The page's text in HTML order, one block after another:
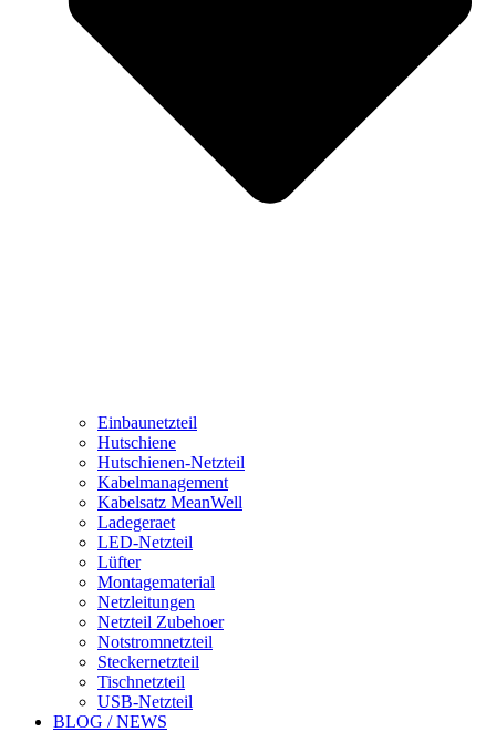
Einbaunetzteil
Hutschiene
Hutschienen-Netzteil
Kabelmanagement
Kabelsatz MeanWell
Ladegeraet
LED-Netzteil
Lüfter
Montagematerial
Netzleitungen
Netzteil Zubehoer
Notstromnetzteil
Steckernetzteil
Tischnetzteil
USB-Netzteil
BLOG / NEWS